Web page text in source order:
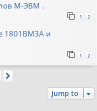
М-ЭВМ .
1 2
1801ВМ3А и
1 2
Jump to